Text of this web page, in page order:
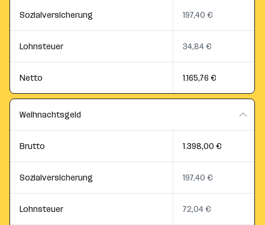
Sozialversicherung 197,40 €
Lohnsteuer 34,84 €
Netto 1.165,76 €
Weihnachtsgeld
Brutto 1.398,00 €
Sozialversicherung 197,40 €
Lohnsteuer 72,04 €